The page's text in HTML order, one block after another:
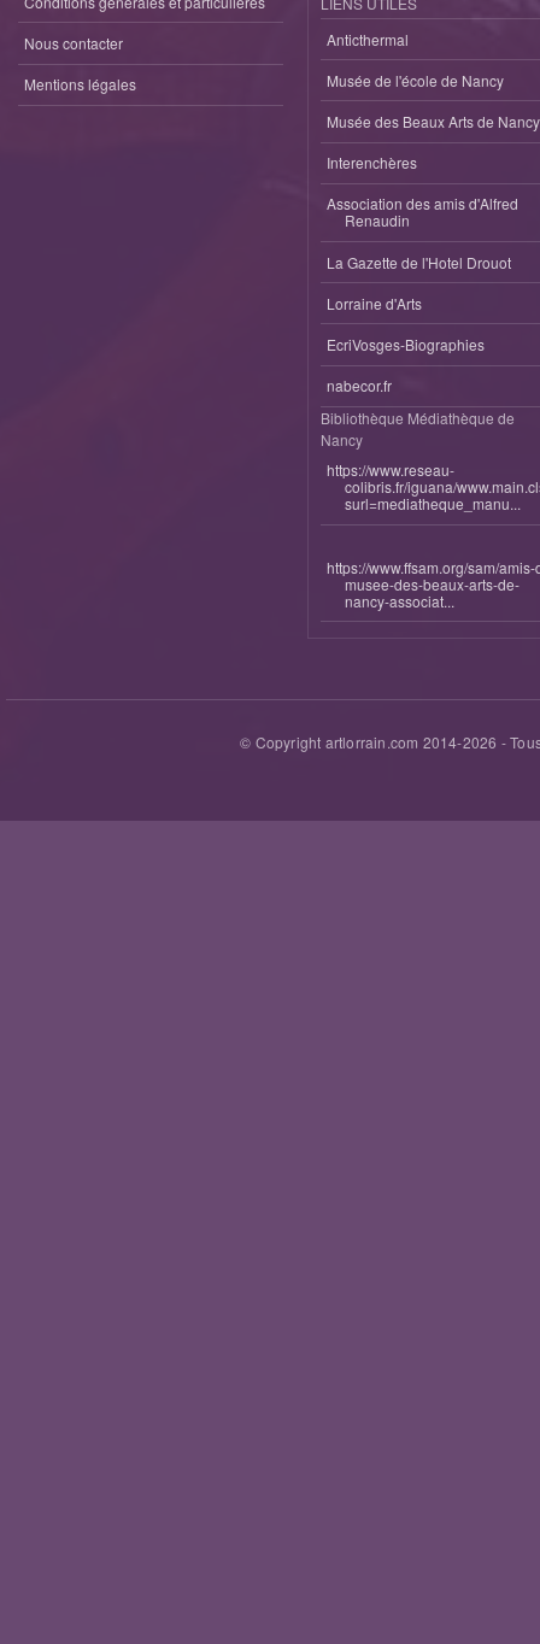
Nous contacter
Mentions légales
Anticthermal
Musée de l'école de Nancy
Musée des Beaux Arts de Nancy
Interenchères
Association des amis d'Alfred
Renaudin
La Gazette de l'Hotel Drouot
Lorraine d'Arts
EcriVosges-Biographies
nabecor.fr
Bibliothèque Médiathèque de
Nancy
https://www.reseau-
colibris.fr/iguana/
surl=mediatheque_manu...
https://www.ffsam.org/sam/amis-
musee-des-beaux-arts-de-
nancy-associat...
© Copyright artlorrain.com 2014-2026 -